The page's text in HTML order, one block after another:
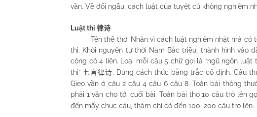
vần. Về đối ngẫu, cách luật của tuyệt cú không nghiêm
Luật thi 律诗
Tên thể thơ. Nhân vì cách luật nghiêm nhặt mà có
thi. Khởi nguyên từ thời Nam Bắc triều, thành hình vào
cộng có 4 liên. Loại mỗi câu 5 chữ gọi là “ngũ ngôn luật
thi”七言律诗. Dùng cách thức bằng trắc cố định. Câu
Gieo vần ở câu 2 câu 4 câu 6 câu 8. Toàn bài thông
phải 1 vần cho tới cuối bài. Toàn bài thơ 10 câu trở lên
đến mấy chục câu, thậm chí có đến 100, 200 câu trở lên.